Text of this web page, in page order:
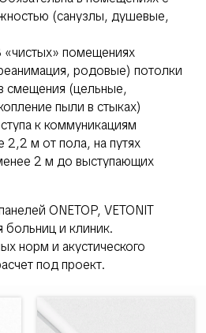
(санузлы, душевые,
«чистых» помещениях
родовые) потолки
смещения (цельные,
пыли в стыках)
к коммуникациям
м от пола, на путях
2 м до выступающих
ONETOP, VETONIT
и клиник.
норм и акустического
под проект.